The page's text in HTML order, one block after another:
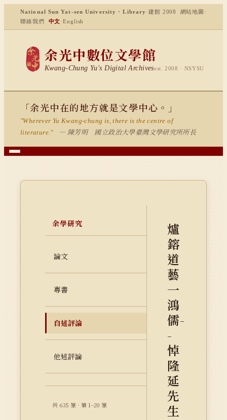
National Sun Yat-sen University · Library ·建館 2008 網站地圖 ·
聯絡我們
中文·English
余光中數位文學館
Kwang-Chung Yu's Digital Archivesest. 2008 · NSYSU
「余光中在的地方就是文學中心。」
"Wherever Yu Kwang-chung is, there is the centre of
literature."
— 陳芳明 國立政治大學臺灣文學研究所所長
余學研究
論文
專書
自述評論
他述評論
共 635 筆 · 第 1–20 筆
爐
鎔
道
藝
一
鴻
儒-
-
悼
隆
延
先
生